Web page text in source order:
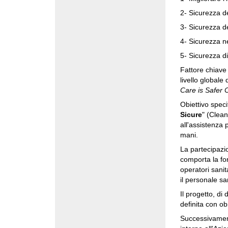
2- Sicurezza
3- Sicurezza
4- Sicurezza
5- Sicurezza
Fattore
livello globale
Care is Safer
Obiettivo
Sicure"
all'assistenza
mani.
La
comporta la
operatori
il personale
Il progetto, di
definita con